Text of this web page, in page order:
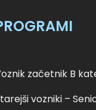
začetnik B
vozniki –